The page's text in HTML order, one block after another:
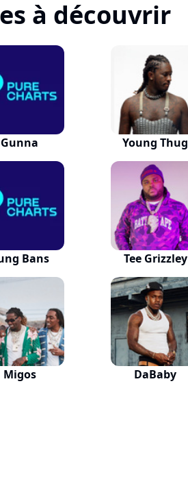
à découvrir
Gunna Young Thug
Bans Tee Grizzley
Migos DaBaby